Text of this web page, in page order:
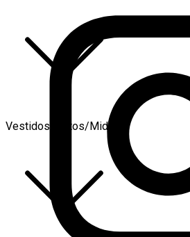
Vestidos Curtos/Midi